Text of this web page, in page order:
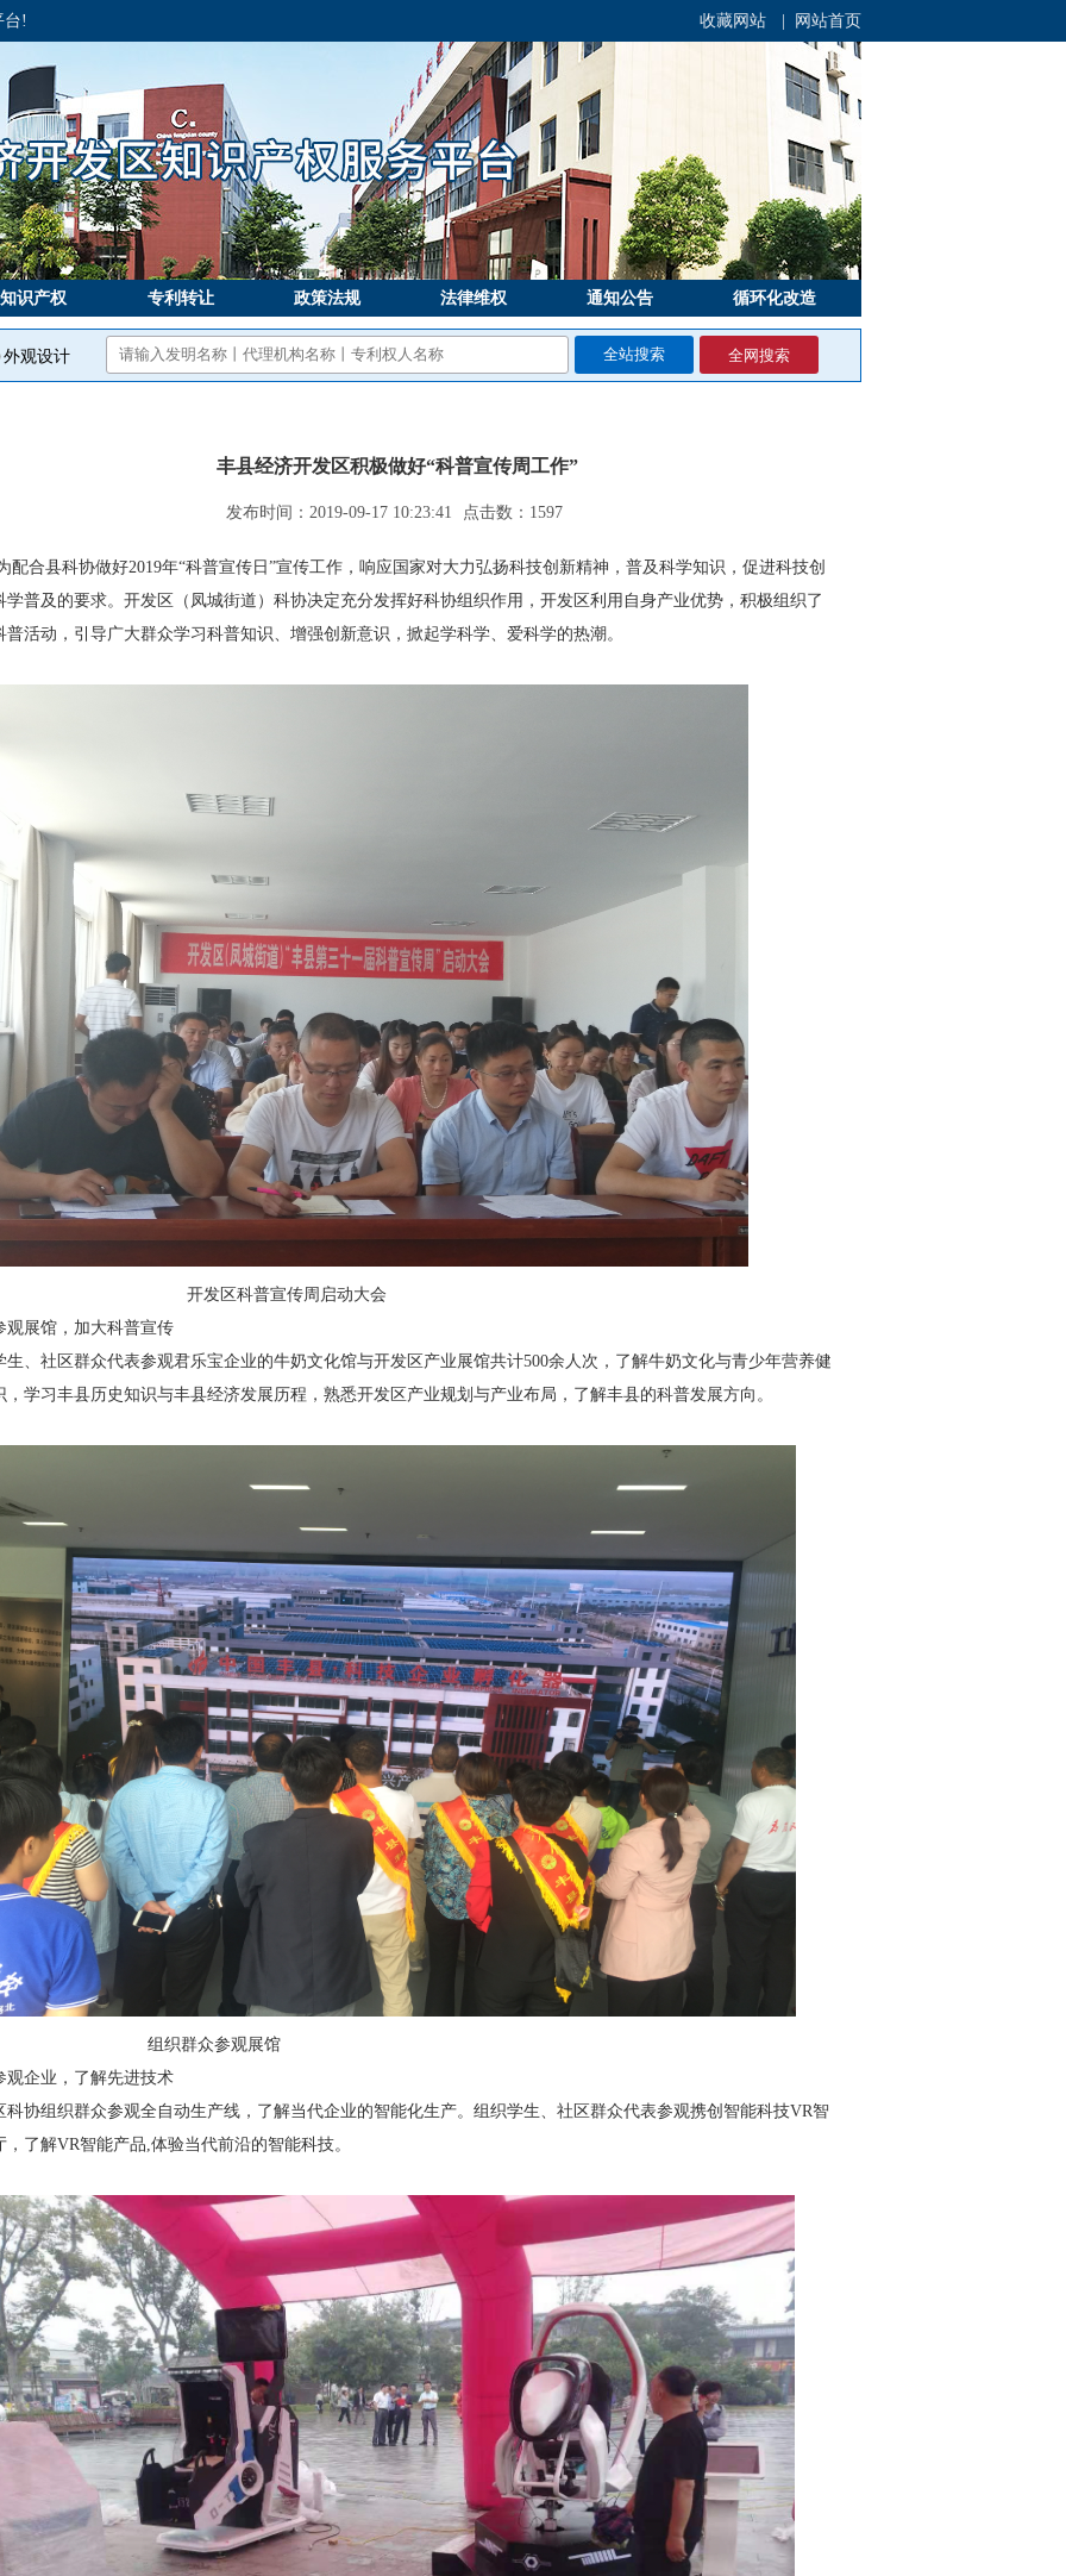
台! | 网站首页
收藏网站
知识产权 专利转让 政策法规 法律维权 通知公告 循环化改造
外观设计 全网搜索
丰县经济开发区积极做好“科普宣传周工作”
发布时间：2019-09-17 10:23:41 点击数：1597
县科协做好2019年“科普宣传日”宣传工作，响应国家对大力弘扬科技创新精神，普及科学知识，促进科技创
学普及的要求。开发区（凤城街道）科协决定充分发挥好科协组织作用，开发区利用自身产业优势，积极组织了
普活动，引导广大群众学习科普知识、增强创新意识，掀起学科学、爱科学的热潮。
开发区科普宣传周启动大会
观展馆，加大科普宣传
生、社区群众代表参观君乐宝企业的牛奶文化馆与开发区产业展馆共计500余人次，了解牛奶文化与青少年营养健
，学习丰县历史知识与丰县经济发展历程，熟悉开发区产业规划与产业布局，了解丰县的科普发展方向。
组织群众参观展馆
观企业，了解先进技术
科协组织群众参观全自动生产线，了解当代企业的智能化生产。组织学生、社区群众代表参观携创智能科技VR智
，了解VR智能产品,体验当代前沿的智能科技。